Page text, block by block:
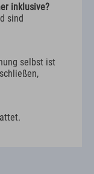
inklusive?
sind
selbst ist